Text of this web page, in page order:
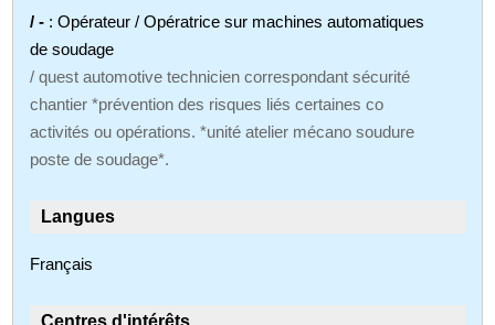
/ - : Opérateur / Opératrice sur machines automatiques
de soudage
/ quest automotive technicien correspondant sécurité
chantier *prévention des risques liés certaines co
activités ou opérations. *unité atelier mécano soudure
poste de soudage*.
Langues
Français
Centres d'intérêts